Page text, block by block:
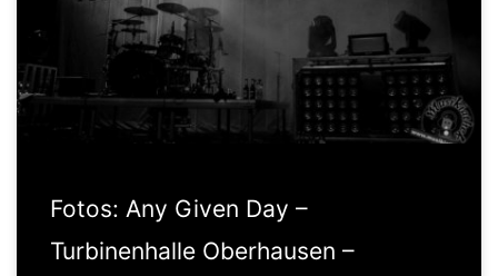
Fotos: Any Given Day –
Turbinenhalle Oberhausen –